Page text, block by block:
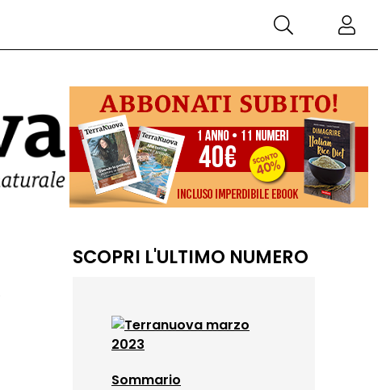
SCOPRI L'ULTIMO NUMERO
Sommario